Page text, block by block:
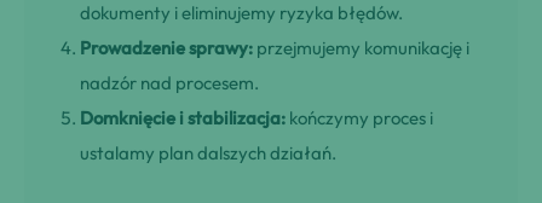
dokumenty i eliminujemy ryzyka błędów.
Prowadzenie sprawy: przejmujemy komunikację i
nadzór nad procesem.
Domknięcie i stabilizacja: kończymy proces i
ustalamy plan dalszych działań.